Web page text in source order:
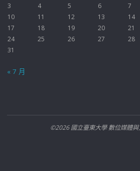
3
4 5 6 7
10
11 12 13 14
17
18 19 20 21
24
25 26 27 28
31
« 7 月
©2026 國立臺東大學 數位媒體